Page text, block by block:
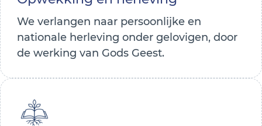
We verlangen naar persoonlijke en
nationale herleving onder gelovigen, door
de werking van Gods Geest.